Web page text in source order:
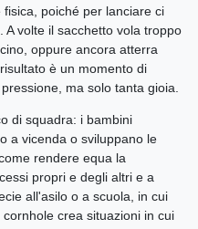
poiché per lanciare ci
volte il sacchetto vola troppo
oppure ancora atterra
è un momento di
ma solo tanta gioia.
di squadra: i bambini
a vicenda o sviluppano le
rendere equa la
propri e degli altri e a
all'asilo o a scuola, in cui
crea situazioni in cui